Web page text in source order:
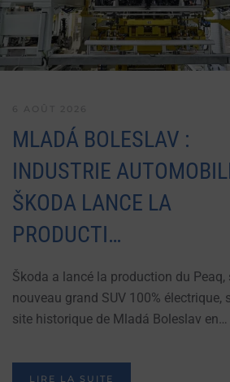
MLADÁ BOLESLAV :
INDUSTRIE
ŠKODA LANCE LA
PRODUCTI…
Škoda a lancé la production du Peaq,
nouveau grand SUV 100% électrique,
site historique de Mladá Boleslav en…
LIRE LA SUITE